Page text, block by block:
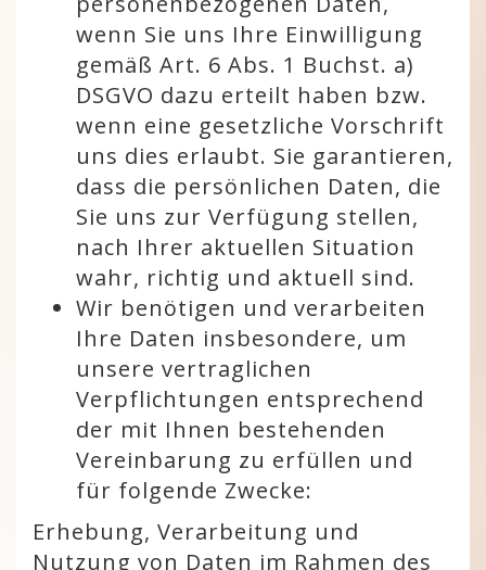
wenn Sie uns Ihre Einwilligung
gemäß Art. 6 Abs. 1 Buchst. a)
DSGVO dazu erteilt haben bzw.
wenn eine gesetzliche Vorschrift
uns dies erlaubt. Sie garantieren,
dass die persönlichen Daten, die
Sie uns zur Verfügung stellen,
nach Ihrer aktuellen Situation
wahr, richtig und aktuell sind.
Wir benötigen und verarbeiten
Ihre Daten insbesondere, um
unsere vertraglichen
Verpflichtungen entsprechend
der mit Ihnen bestehenden
Vereinbarung zu erfüllen und
für folgende Zwecke:
Erhebung, Verarbeitung und
Nutzung von Daten im Rahmen des